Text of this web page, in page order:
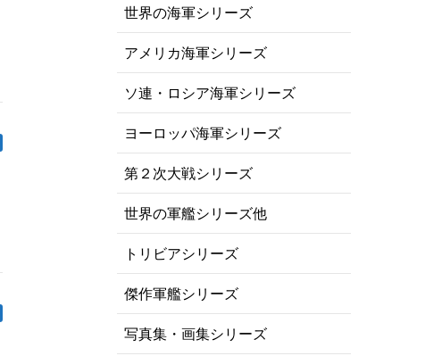
世界の海軍シリーズ
アメリカ海軍シリーズ
ソ連・ロシア海軍シリーズ
ヨーロッパ海軍シリーズ
第２次大戦シリーズ
世界の軍艦シリーズ他
トリビアシリーズ
傑作軍艦シリーズ
写真集・画集シリーズ